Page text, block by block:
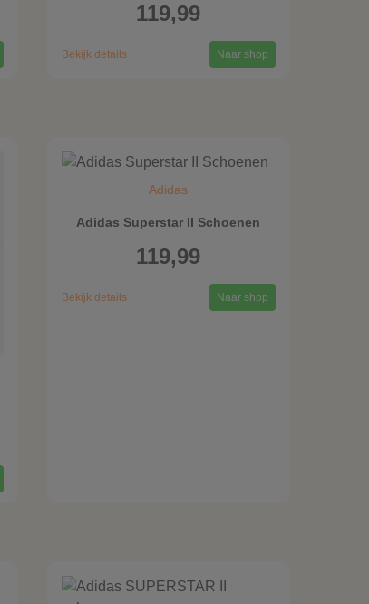
119,99
Bekijk details Naar shop
Adidas
Adidas Superstar II Schoenen
119,99
Bekijk details Naar shop